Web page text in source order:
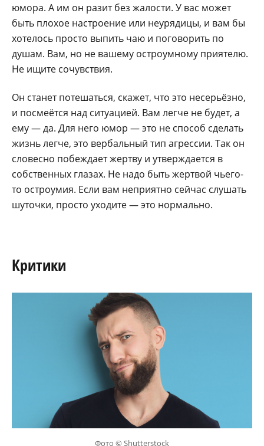
юмора. А им он разит без жалости. У вас может
быть плохое настроение или неурядицы, и вам бы
хотелось просто выпить чаю и поговорить по
душам. Вам, но не вашему остроумному приятелю.
Не ищите сочувствия.
Он станет потешаться, скажет, что это несерьёзно,
и посмеётся над ситуацией. Вам легче не будет, а
ему — да. Для него юмор — это не способ сделать
жизнь легче, это вербальный тип агрессии. Так он
словесно побеждает жертву и утверждается в
собственных глазах. Не надо быть жертвой чьего-
то остроумия. Если вам неприятно сейчас слушать
шуточки, просто уходите — это нормально.
Критики
Фото © Shutterstock